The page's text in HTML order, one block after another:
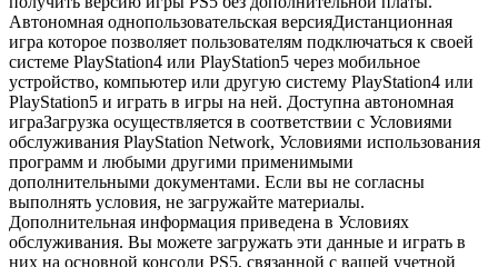
Автономная однопользовательская версияДистанционная
игра которое позволяет пользователям подключаться к своей
системе PlayStation4 или PlayStation5 через мобильное
устройство, компьютер или другую систему PlayStation4 или
PlayStation5 и играть в игры на ней. Доступна автономная
играЗагрузка осуществляется в соответствии с Условиями
обслуживания PlayStation Network, Условиями использования
программ и любыми другими применимыми
дополнительными документами. Если вы не согласны
выполнять условия, не загружайте материалы.
Дополнительная информация приведена в Условиях
обслуживания. Вы можете загружать эти данные и играть в
них на основной консоли PS5, связанной с вашей учетной